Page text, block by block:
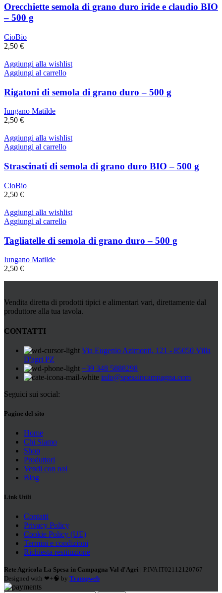
Orecchiette semola di grano duro iride e claudio BIO
– 500 g
CioBio
2,50 €
Aggiungi alla wishlist
Aggiungi al carrello
Rigatoni di semola di grano duro – 500 g
Iungano Matilde
2,50 €
Aggiungi alla wishlist
Aggiungi al carrello
Strascinati di semola di grano duro BIO – 500 g
CioBio
2,50 €
Aggiungi alla wishlist
Aggiungi al carrello
Tagliatelle di semola di grano duro – 500 g
Iungano Matilde
2,50 €
Vendita diretta di prodotti tipici e alimentari vari, direttamente dal
produttore alla tua tavola.
CONTATTI
Via Eugenio Azimonti, 121 - 85050 Villa
D'agri PZ
+39 348 5888298
info@spesaincampagna.com
Seguici sui social:
Pagine del sito
Home
Chi Siamo
Shop
Produttori
Vendi con noi
Blog
Link Utili
Contatti
Privacy Policy
Cookie Policy (UE)
Termini e condizioni
Richiesta restituzione
Rete Agricola La Spesa in Campagna Val d'Agri | P.IVA IT02112120767
Designed with ❤+🧠 by Trampweb